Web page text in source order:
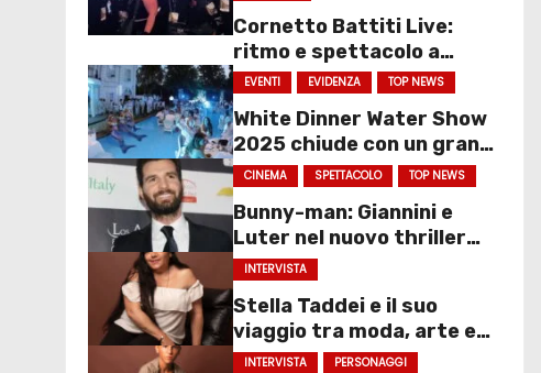
Cornetto Battiti Live:
ritmo e spettacolo a
Molfetta
EVENTI EVIDENZA TOP NEWS
White Dinner Water Show
2025 chiude con un gran
finale
CINEMA SPETTACOLO TOP NEWS
Bunny-man: Giannini e
Luter nel nuovo thriller
sociale
INTERVISTA
Stella Taddei e il suo
viaggio tra moda, arte e
spettacolo
INTERVISTA PERSONAGGI